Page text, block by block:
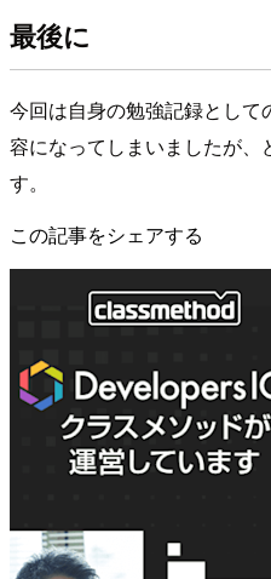
最後に
今回は自身の勉強記録とし
容になってしまいましたが
す。
この記事をシェアする